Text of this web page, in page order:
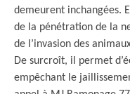
demeurent inchangées.
de la pénétration de la
de l’invasion des
De surcroît, il permet
empêchant le